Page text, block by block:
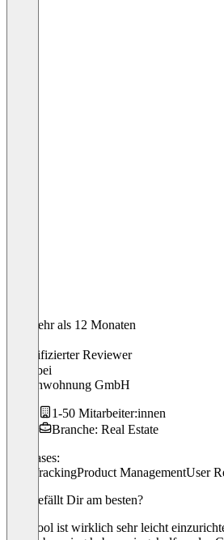
Vor mehr als 12 Monaten
Verifizierter Reviewer
bei
Tauschwohnung GmbH
1-50 Mitarbeiter:innen
Branche: Real Estate
Use cases:
Bug TrackingProduct ManagementUser
Was gefällt Dir am besten?
Das Tool ist wirklich sehr leicht